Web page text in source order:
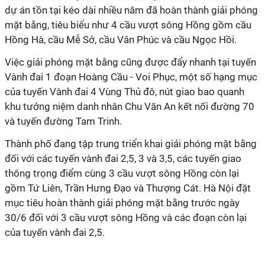
dự án tồn tại kéo dài nhiều năm đã hoàn thành giải phóng
mặt bằng, tiêu biểu như 4 cầu vượt sông Hồng gồm cầu
Hồng Hà, cầu Mễ Sở, cầu Vân Phúc và cầu Ngọc Hồi.
Việc giải phóng mặt bằng cũng được đẩy nhanh tại tuyến
Vành đai 1 đoạn Hoàng Cầu - Voi Phục, một số hạng mục
của tuyến Vành đai 4 Vùng Thủ đô, nút giao bao quanh
khu tưởng niệm danh nhân Chu Văn An kết nối đường 70
và tuyến đường Tam Trinh.
Thành phố đang tập trung triển khai giải phóng mặt bằng
đối với các tuyến vành đai 2,5, 3 và 3,5, các tuyến giao
thông trọng điểm cùng 3 cầu vượt sông Hồng còn lại
gồm Tứ Liên, Trần Hưng Đạo và Thượng Cát. Hà Nội đặt
mục tiêu hoàn thành giải phóng mặt bằng trước ngày
30/6 đối với 3 cầu vượt sông Hồng và các đoạn còn lại
của tuyến vành đai 2,5.